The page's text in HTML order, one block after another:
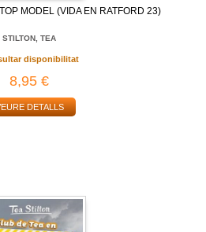
MODEL (VIDA EN RATFORD 23)
STILTON, TEA
disponibilitat
8,95 €
DETALLS